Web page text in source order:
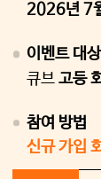
2026년 7
이벤트 대상
큐브 고등
참여 방법
신규 가입